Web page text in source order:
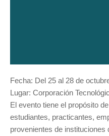
Fecha: Del 25 al 28 de
Lugar: Corporación
El evento tiene el propósito
estudiantes, practicantes,
provenientes de